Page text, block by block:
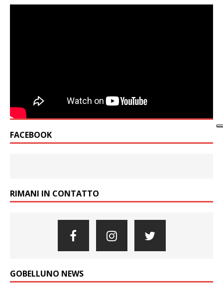
FACEBOOK
RIMANI IN CONTATTO
GOBELLUNO NEWS